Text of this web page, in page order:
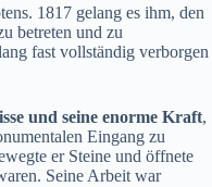
1817 gelang es ihm, den
betreten und zu
fast vollständig verborgen
und seine enorme Kraft,
Eingang zu
er Steine und öffnete
Seine Arbeit war